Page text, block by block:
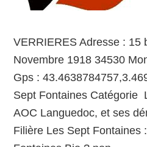
VERRIERES Adresse : 15
Novembre 1918 34530
Gps :
Sept Fontaines Catégorie
AOC Languedoc, et ses
Filière Les Sept Fontaines